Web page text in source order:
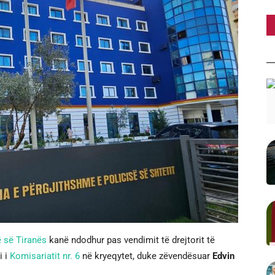
së Tiranës kanë ndodhur pas vendimit të drejtorit të
i Komisariatit nr. 6 në kryeqytet, duke zëvendësuar Edvin